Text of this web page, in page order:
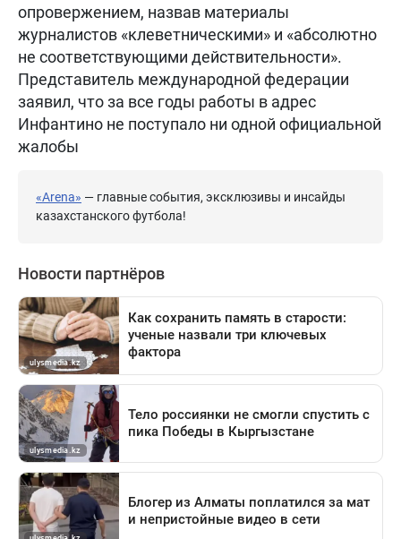
опровержением, назвав материалы
журналистов «клеветническими» и «абсолютно
не соответствующими действительности».
Представитель международной федерации
заявил, что за все годы работы в адрес
Инфантино не поступало ни одной официальной
жалобы
«Arena» — главные события, эксклюзивы и инсайды
казахстанского футбола!